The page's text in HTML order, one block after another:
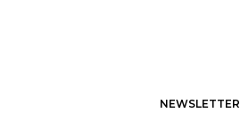
NEWSLETTER